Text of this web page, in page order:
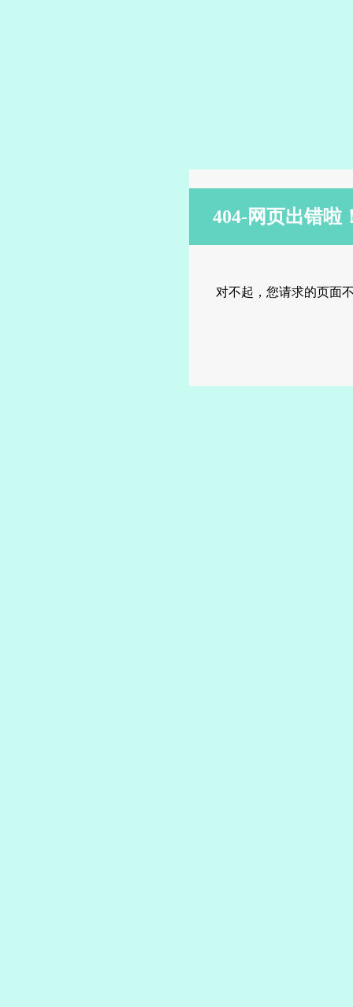
404-网页出错啦
对不起，您请求的页面